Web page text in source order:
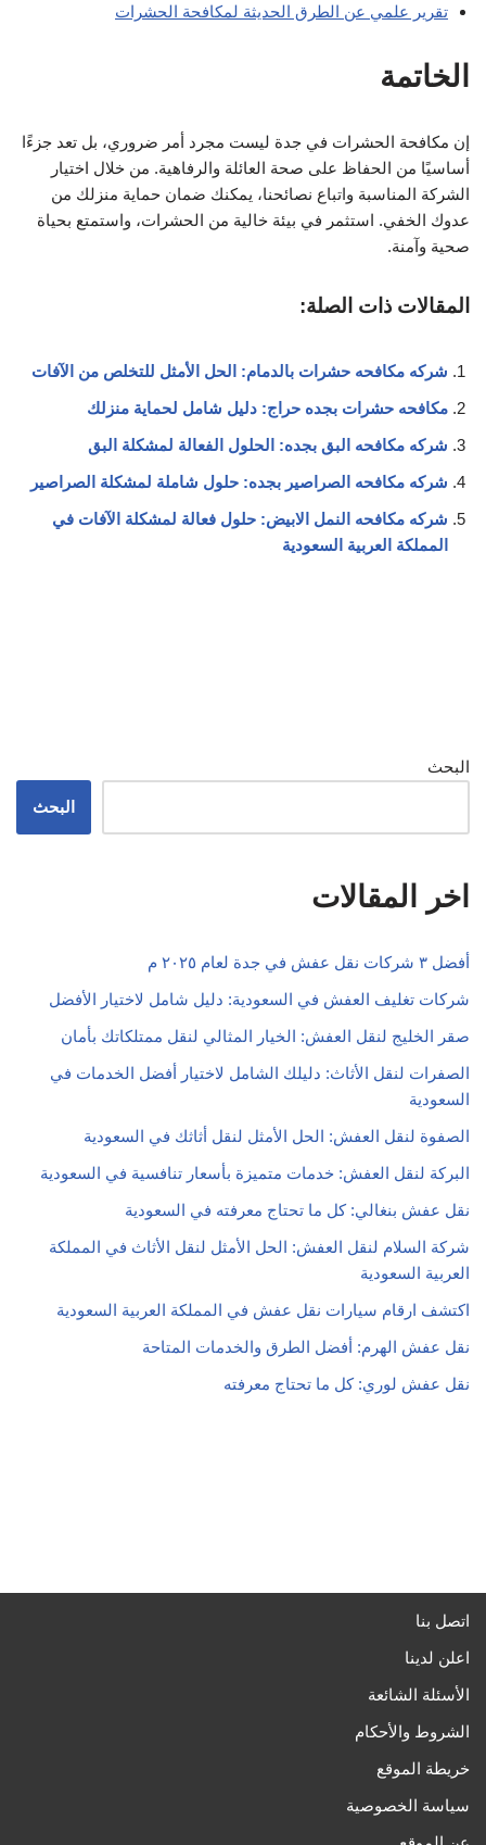
تقرير علمي عن الطرق الحديثة لمكافحة الحشرات
الخاتمة
إن مكافحة الحشرات في جدة ليست مجرد أمر ضروري، بل تعد جزءًا
أساسيًا من الحفاظ على صحة العائلة والرفاهية. من خلال اختيار
الشركة المناسبة واتباع نصائحنا، يمكنك ضمان حماية منزلك من
عدوك الخفي. استثمر في بيئة خالية من الحشرات، واستمتع بحياة
صحية وآمنة.
المقالات ذات الصلة:
شركه مكافحه حشرات بالدمام: الحل الأمثل للتخلص من الآفات
مكافحه حشرات بجده حراج: دليل شامل لحماية منزلك
شركه مكافحه البق بجده: الحلول الفعالة لمشكلة البق
شركه مكافحه الصراصير بجده: حلول شاملة لمشكلة الصراصير
شركه مكافحه النمل الابيض: حلول فعالة لمشكلة الآفات في
المملكة العربية السعودية
البحث
البحث
اخر المقالات
أفضل ٣ شركات نقل عفش في جدة لعام ٢٠٢٥ م
شركات تغليف العفش في السعودية: دليل شامل لاختيار الأفضل
صقر الخليج لنقل العفش: الخيار المثالي لنقل ممتلكاتك بأمان
الصفرات لنقل الأثاث: دليلك الشامل لاختيار أفضل الخدمات في
السعودية
الصفوة لنقل العفش: الحل الأمثل لنقل أثاثك في السعودية
البركة لنقل العفش: خدمات متميزة بأسعار تنافسية في السعودية
نقل عفش بنغالي: كل ما تحتاج معرفته في السعودية
شركة السلام لنقل العفش: الحل الأمثل لنقل الأثاث في المملكة
العربية السعودية
اكتشف ارقام سيارات نقل عفش في المملكة العربية السعودية
نقل عفش الهرم: أفضل الطرق والخدمات المتاحة
نقل عفش لوري: كل ما تحتاج معرفته
اتصل بنا
اعلن لدينا
الأسئلة الشائعة
الشروط والأحكام
خريطة الموقع
سياسة الخصوصية